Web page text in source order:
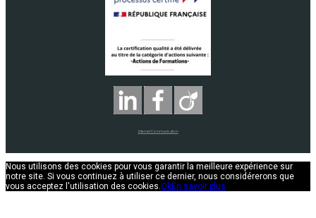
Internet Communication
Nous utilisons des cookies pour vous garantir la meilleure expérience sur
notre site. Si vous continuez à utiliser ce dernier, nous considérerons que
vous acceptez l'utilisation des cookies. OkEn savoir plus